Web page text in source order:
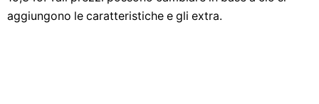
aggiungono le caratteristiche e gli extra.